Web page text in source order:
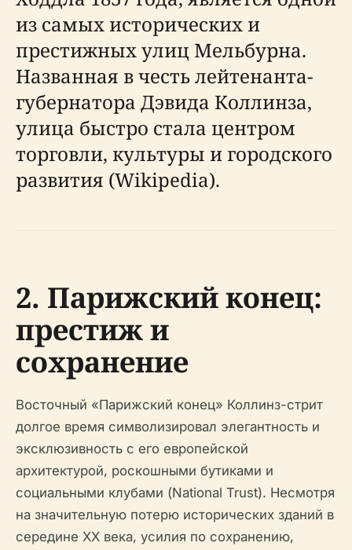
из самых исторических и
престижных улиц Мельбурна.
Названная в честь лейтенанта-
губернатора Дэвида Коллинза,
улица быстро стала центром
торговли, культуры и городского
развития (Wikipedia).
2. Парижский конец:
престиж и
сохранение
Восточный «Парижский конец» Коллинз-стрит
долгое время символизировал элегантность и
эксклюзивность с его европейской
архитектурой, роскошными бутиками и
социальными клубами (National Trust). Несмотря
на значительную потерю исторических зданий в
середине XX века, усилия по сохранению,